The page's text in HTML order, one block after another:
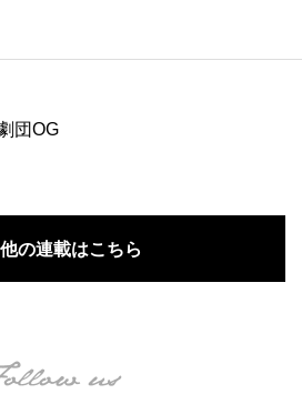
団OG
の連載はこちら